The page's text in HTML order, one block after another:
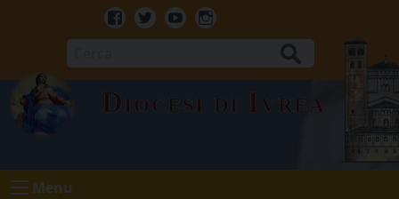
Facebook
TwitterYoutubeInstagram
Diocesi di Ivrea
Menu